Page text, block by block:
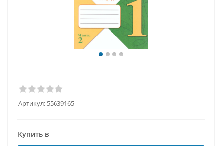
Артикул: 55639165
Купить в